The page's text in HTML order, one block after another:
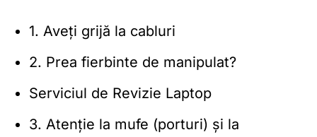
1. Aveți grijă la cabluri
2. Prea fierbinte de manipulat?
Serviciul de Revizie Laptop
3. Atenție la mufe (porturi) și la